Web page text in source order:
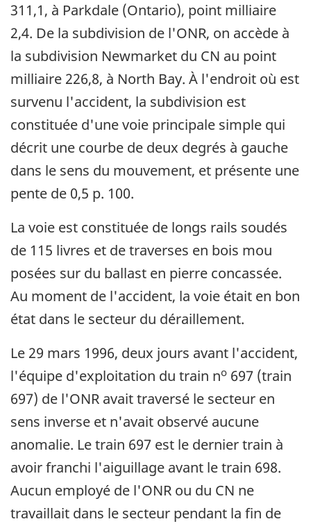
311,1, à Parkdale (Ontario), point milliaire
2,4. De la subdivision de l'ONR, on accède à
la subdivision Newmarket du CN au point
milliaire 226,8, à North Bay. À l'endroit où est
survenu l'accident, la subdivision est
constituée d'une voie principale simple qui
décrit une courbe de deux degrés à gauche
dans le sens du mouvement, et présente une
pente de 0,5 p. 100.
La voie est constituée de longs rails soudés
de 115 livres et de traverses en bois mou
posées sur du ballast en pierre concassée.
Au moment de l'accident, la voie était en bon
état dans le secteur du déraillement.
Le 29 mars 1996, deux jours avant l'accident,
l'équipe d'exploitation du train no 697 (train
697) de l'ONR avait traversé le secteur en
sens inverse et n'avait observé aucune
anomalie. Le train 697 est le dernier train à
avoir franchi l'aiguillage avant le train 698.
Aucun employé de l'ONR ou du CN ne
travaillait dans le secteur pendant la fin de